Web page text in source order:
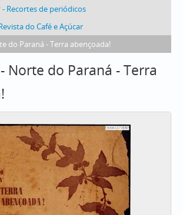
- Recortes de periódicos
do Café e Açúcar
do Paraná - Terra abençoada!
Norte do Paraná - Terra